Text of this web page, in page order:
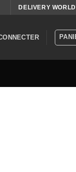
DELIVERY